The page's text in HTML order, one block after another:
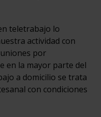
teletrabajo lo
actividad con
por
en la mayor parte del
a domicilio se trata
con condiciones